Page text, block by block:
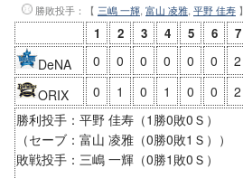
勝敗投手 ：【 三嶋 一輝, 富山 凌雅, 平野 佳寿 】
1 2 3 4 5 6 7
DeNA 0 0 0 0 0 0 2
ORIX
0 1 0 1 0 0 2
勝利投手：平野 佳寿（1勝0敗0Ｓ）
（セーブ：富山 凌雅（0勝0敗1Ｓ））
敗戦投手：三嶋 一輝（0勝1敗0Ｓ）